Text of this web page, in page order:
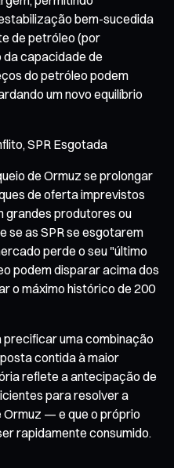
bem-sucedida
de petróleo (por
capacidade de
do petróleo podem
um novo equilíbrio
SPR Esgotada
de Ormuz se prolongar
de oferta imprevistos
grandes produtores ou
se as SPR se esgotarem
perde o seu "último
podem disparar acima dos
o máximo histórico de 200
uma combinação
contida à maior
reflete a antecipação de
para resolver a
— e que o próprio
rapidamente consumido.